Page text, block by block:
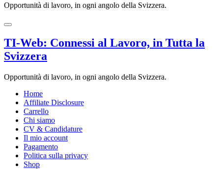
Opportunità di lavoro, in ogni angolo della Svizzera.
TI-Web: Connessi al Lavoro, in Tutta la
Svizzera
Opportunità di lavoro, in ogni angolo della Svizzera.
Home
Affiliate Disclosure
Carrello
Chi siamo
CV & Candidature
Il mio account
Pagamento
Politica sulla privacy
Shop